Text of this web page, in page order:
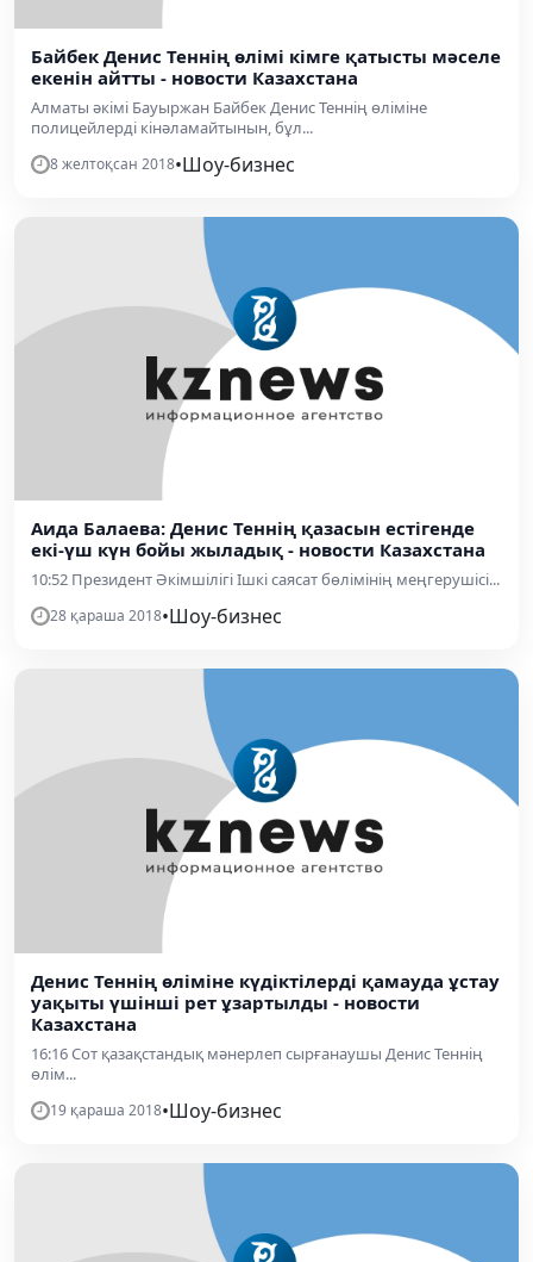
Байбек Денис Теннің өлімі кімге қатысты мәселе
екенін айтты - новости Казахстана
Алматы әкімі Бауыржан Байбек Денис Теннің өліміне
полицейлерді кінәламайтынын, бұл...
8 желтоқсан 2018•Шоу-бизнес
Аида Балаева: Денис Теннің қазасын естігенде
екі-үш күн бойы жыладық - новости Казахстана
10:52 Президент Әкімшілігі Ішкі саясат бөлімінің меңгерушісі...
28 қараша 2018•Шоу-бизнес
Денис Теннің өліміне күдіктілерді қамауда ұстау
уақыты үшінші рет ұзартылды - новости
Казахстана
16:16 Сот қазақстандық мәнерлеп сырғанаушы Денис Теннің
өлім...
19 қараша 2018•Шоу-бизнес